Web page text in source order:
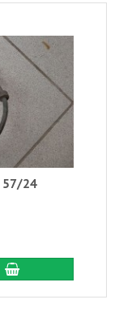
57/24